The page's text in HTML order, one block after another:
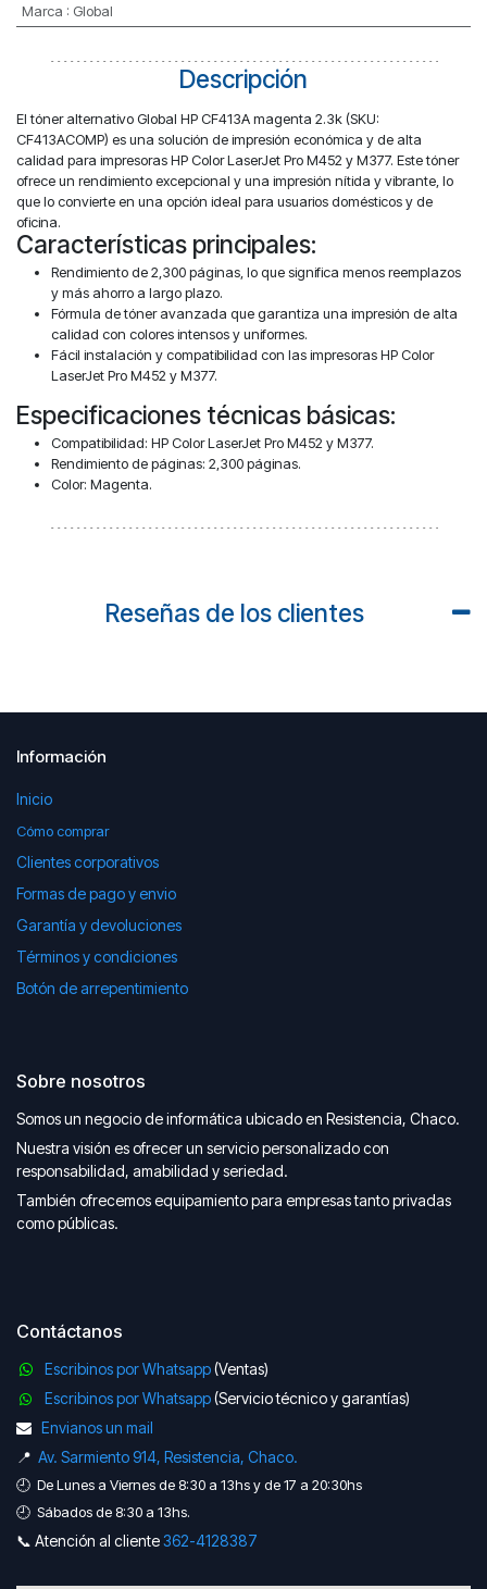
Marca : Global
Descripción
El tóner alternativo Global HP CF413A magenta 2.3k (SKU:
CF413ACOMP) es una solución de impresión económica y de alta
calidad para impresoras HP Color LaserJet Pro M452 y M377. Este tóner
ofrece un rendimiento excepcional y una impresión nítida y vibrante, lo
que lo convierte en una opción ideal para usuarios domésticos y de
oficina.
Características principales:
Rendimiento de 2,300 páginas, lo que significa menos reemplazos
y más ahorro a largo plazo.
Fórmula de tóner avanzada que garantiza una impresión de alta
calidad con colores intensos y uniformes.
Fácil instalación y compatibilidad con las impresoras HP Color
LaserJet Pro M452 y M377.
Especificaciones técnicas básicas:
Compatibilidad: HP Color LaserJet Pro M452 y M377.
Rendimiento de páginas: 2,300 páginas.
Color: Magenta.
Reseñas de los clientes
Información
Inicio
Cómo comprar
Clientes corporativos
Formas de pago y envio
Garantía y devoluciones
Términos y condiciones
Botón de arrepentimiento
Sobre nosotros
Somos un negocio de informática ubicado en Resistencia, Chaco.
Nuestra visión es ofrecer un servicio personalizado con
responsabilidad, amabilidad y seriedad.
También ofrecemos equipamiento para empresas tanto privadas
como públicas.
Contáctanos
Escribinos por Whatsapp(Ventas)
Escribinos por Whatsapp(Servicio técnico y garantías)
Envianos un mail
📍 Av. Sarmiento 914, Resistencia, Chaco.
🕘 De Lunes a Viernes de 8:30 a 13hs y de 17 a 20:30hs
🕘 Sábados de 8:30 a 13hs.
📞 Atención al cliente362-41​​28387